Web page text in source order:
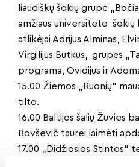
liaudiškų šokių grupė
amžiaus universiteto šokių
atlikėjai Adrijus Alminas,
Virgilijus Butkus, grupės
programa, Ovidijus ir
15.00 Žiemos „Ruonių“
tilto.
16.00 Baltijos šalių Žuvies
Bovševič taurei laimėti
17.00 „Didžiosios Stintos“